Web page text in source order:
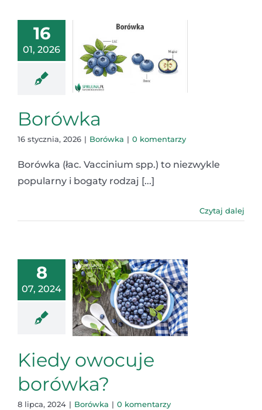
16
01, 2026
Borówka
16 stycznia, 2026 | Borówka | 0 komentarzy
Borówka (łac. Vaccinium spp.) to niezwykle
popularny i bogaty rodzaj [...]
Czytaj dalej
8
07, 2024
Kiedy owocuje
borówka?
8 lipca, 2024 | Borówka | 0 komentarzy